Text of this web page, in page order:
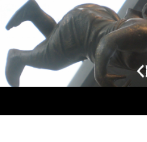
Aller
au
contenu